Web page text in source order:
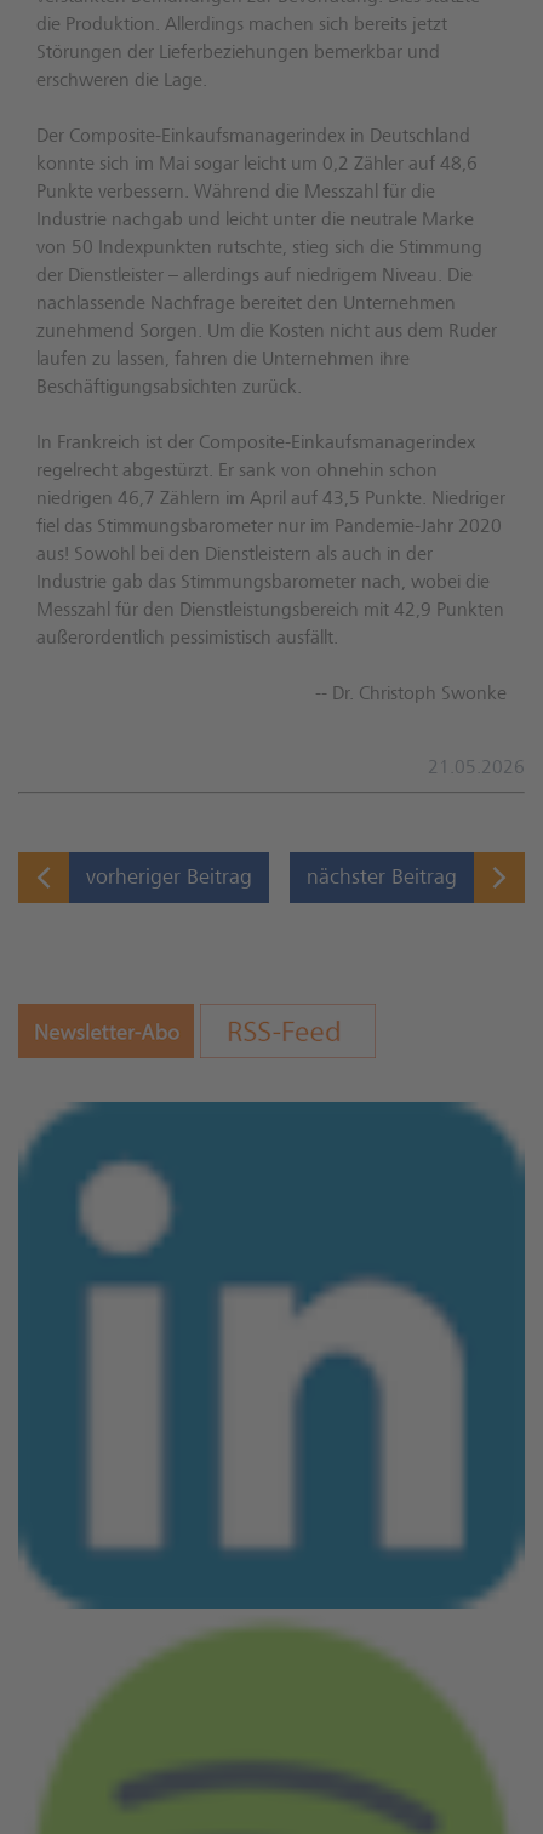
die Produktion. Allerdings machen sich bereits jetzt
Störungen der Lieferbeziehungen bemerkbar und
erschweren die Lage.
Der Composite-Einkaufsmanagerindex in Deutschland
konnte sich im Mai sogar leicht um 0,2 Zähler auf 48,6
Punkte verbessern. Während die Messzahl für die
Industrie nachgab und leicht unter die neutrale Marke
von 50 Indexpunkten rutschte, stieg sich die Stimmung
der Dienstleister – allerdings auf niedrigem Niveau. Die
nachlassende Nachfrage bereitet den Unternehmen
zunehmend Sorgen. Um die Kosten nicht aus dem Ruder
laufen zu lassen, fahren die Unternehmen ihre
Beschäftigungsabsichten zurück.
In Frankreich ist der Composite-Einkaufsmanagerindex
regelrecht abgestürzt. Er sank von ohnehin schon
niedrigen 46,7 Zählern im April auf 43,5 Punkte. Niedriger
fiel das Stimmungsbarometer nur im Pandemie-Jahr 2020
aus! Sowohl bei den Dienstleistern als auch in der
Industrie gab das Stimmungsbarometer nach, wobei die
Messzahl für den Dienstleistungsbereich mit 42,9 Punkten
außerordentlich pessimistisch ausfällt.
-- Dr. Christoph Swonke
21.05.2026
vorheriger Beitrag nächster Beitrag